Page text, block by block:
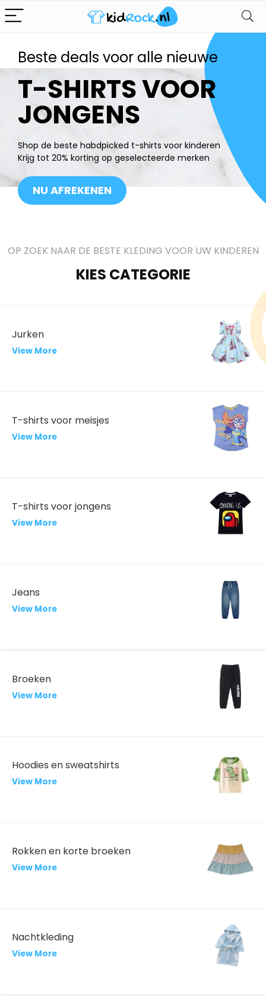
Beste deals voor alle nieuwe
T-SHIRTS VOOR
JONGENS
Shop de beste habdpicked t-shirts voor kinderen
Krijg tot 20% korting op geselecteerde merken
NU AFREKENEN
OP ZOEK NAAR DE BESTE KLEDING VOOR UW KINDEREN
KIES CATEGORIE
Jurken
View More
T-shirts voor meisjes
View More
T-shirts voor jongens
View More
Jeans
View More
Broeken
View More
Hoodies en sweatshirts
View More
Rokken en korte broeken
View More
Nachtkleding
View More